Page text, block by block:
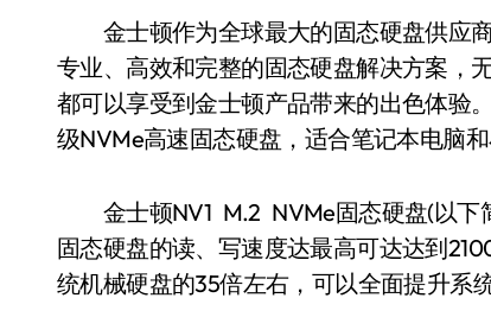
金士顿作为全球最大的固态硬盘供应商
专业、高效和完整的固态硬盘解决方案，
都可以享受到金士顿产品带来的出色体验
级NVMe高速固态硬盘，适合笔记本电脑和
金士顿NV1 M.2 NVMe固态硬盘(以下
固态硬盘的读、写速度达最高可达达到
统机械硬盘的35倍左右，可以全面提升系